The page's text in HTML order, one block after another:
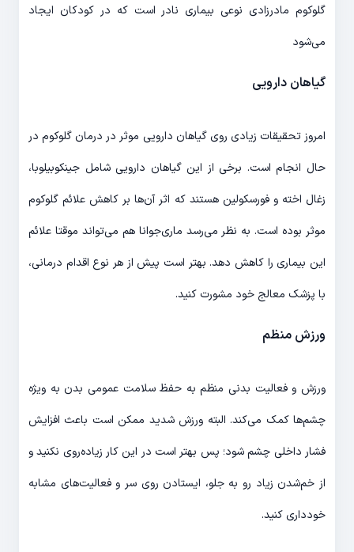
گلوکوم مادرزادی نوعی بیماری نادر است که در کودکان ایجاد
می‌شود
گیاهان دارویی
امروز تحقیقات زیادی روی گیاهان دارویی موثر در درمان گلوکوم در
حال انجام است. برخی از این گیاهان دارویی شامل جینکوبیلوبا،
زغال اخته و فورسکولین هستند که اثر آن‌ها بر کاهش علائم گلوکوم
موثر بوده است. به نظر می‌رسد ماری‌جوانا هم می‌تواند موقتا علائم
این بیماری را کاهش دهد. بهتر است پیش از هر نوع اقدام درمانی،
با پزشک معالج خود مشورت کنید.
ورزش منظم
ورزش و فعالیت بدنی منظم به حفظ سلامت عمومی بدن به ویژه
چشم‌ها کمک می‌کند. البته ورزش شدید ممکن است باعث افزایش
فشار داخلی چشم شود؛ پس بهتر است در این کار زیاده‌روی نکنید و
از خم‌شدن زیاد رو به جلو، ایستادن روی سر و فعالیت‌های مشابه
خودداری کنید.